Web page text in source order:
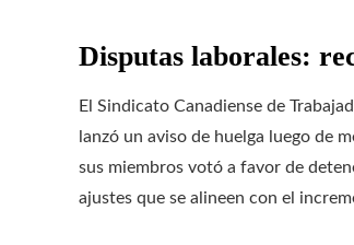
Disputas laborales:
El Sindicato Canadiense de
lanzó un aviso de huelga luego de
sus miembros votó a favor de
ajustes que se alineen con el